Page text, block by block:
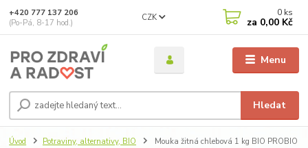
Menu
CZK
Hledat
+420 777 137 206
(Po-Pá, 8-17 hod.)
0 ks
za 0,00 Kč
Úvod Potraviny, alternativy, BIO Mouka žitná chlebová 1 kg BIO PROBIO